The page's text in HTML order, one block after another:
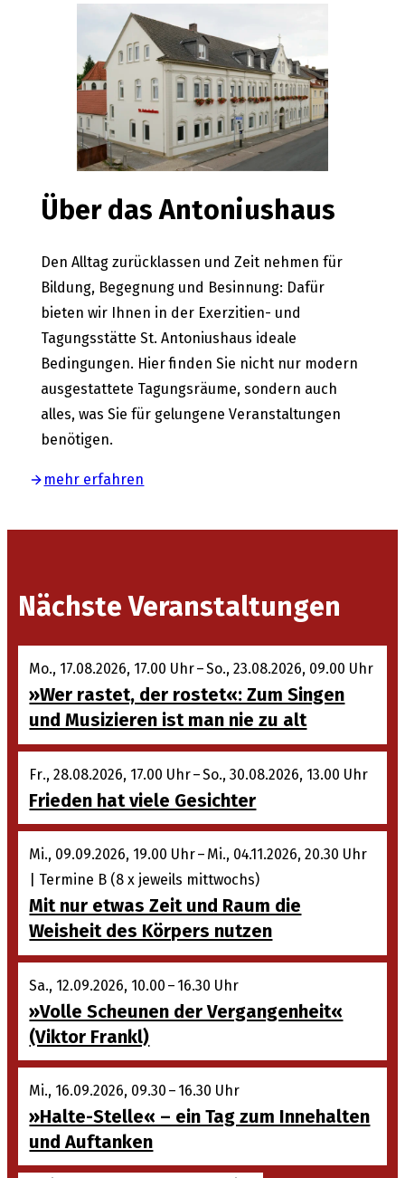
Über das Antoniushaus
Den Alltag zurücklassen und Zeit nehmen für
Bildung, Begegnung und Besinnung: Dafür
bieten wir Ihnen in der Exerzitien- und
Tagungsstätte St. Antoniushaus ideale
Bedingungen. Hier finden Sie nicht nur modern
ausgestattete Tagungsräume, sondern auch
alles, was Sie für gelungene Veranstaltungen
benötigen.
mehr erfahren
Nächste Veranstaltungen
Mo., 17.08.2026, 17.00 Uhr – So., 23.08.2026, 09.00 Uhr
»Wer rastet, der rostet«: Zum Singen
und Musizieren ist man nie zu alt
Fr., 28.08.2026, 17.00 Uhr – So., 30.08.2026, 13.00 Uhr
Frieden hat viele Gesichter
Mi., 09.09.2026, 19.00 Uhr – Mi., 04.11.2026, 20.30 Uhr
| Termine B (8 x jeweils mittwochs)
Mit nur etwas Zeit und Raum die
Weisheit des Körpers nutzen
Sa., 12.09.2026, 10.00 – 16.30 Uhr
»Volle Scheunen der Vergangenheit«
(Viktor Frankl)
Mi., 16.09.2026, 09.30 – 16.30 Uhr
»Halte-Stelle« – ein Tag zum Innehalten
und Auftanken